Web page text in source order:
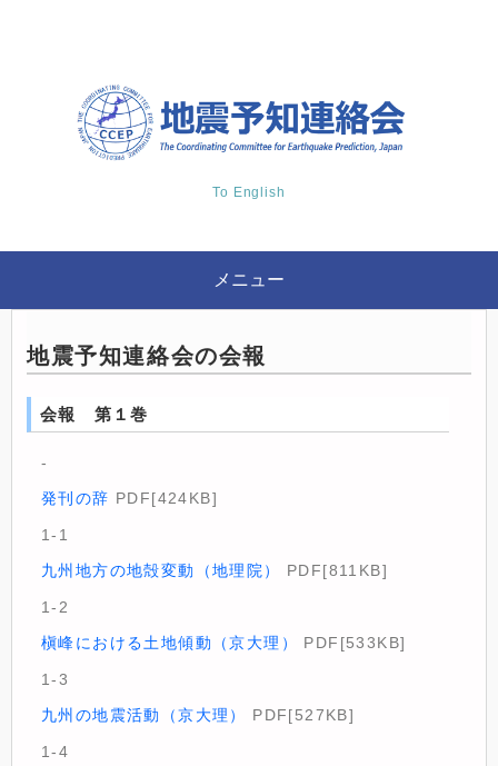
To English
メニュー
地震予知連絡会の会報
会報 第１巻
-
発刊の辞 PDF[424KB]
1-1
九州地方の地殻変動（地理院）
PDF[811KB]
1-2
槇峰における土地傾動（京大理）
PDF[533KB]
1-3
九州の地震活動（京大理）
PDF[527KB]
1-4